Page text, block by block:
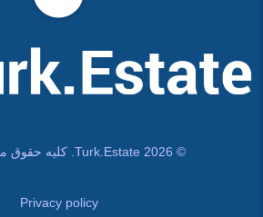
© Turk.Estate 2026. کلیه حقوق محفوظ است.
Privacy policy